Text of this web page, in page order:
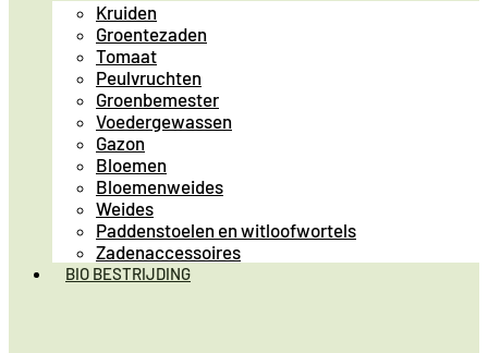
Kruiden
Groentezaden
Tomaat
Peulvruchten
Groenbemester
Voedergewassen
Gazon
Bloemen
Bloemenweides
Weides
Paddenstoelen en witloofwortels
Zadenaccessoires
BIO BESTRIJDING